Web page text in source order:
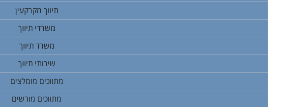
תיווך מקרקעין
משרדי תיווך
משרד תיווך
שירותי תיווך
מתווכים מומלצים
מתווכים מורשים